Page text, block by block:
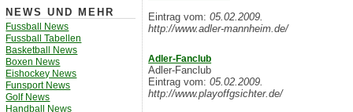
NEWS UND MEHR
Fussball News
Fussball Tabellen
Basketball News
Boxen News
Eishockey News
Funsport News
Golf News
Handball News
Eintrag vom:05.02.2009.
http://www.adler-mannheim.de/
Adler-Fanclub
Adler-Fanclub
Eintrag vom:05.02.2009.
http://www.playoffgsichter.de/